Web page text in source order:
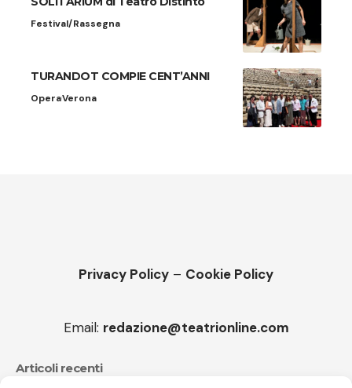
Festival/Rassegna
TURANDOT COMPIE CENT’ANNI
OperaVerona
Privacy Policy – Cookie Policy
Email: redazione@teatrionline.com
Articoli recenti